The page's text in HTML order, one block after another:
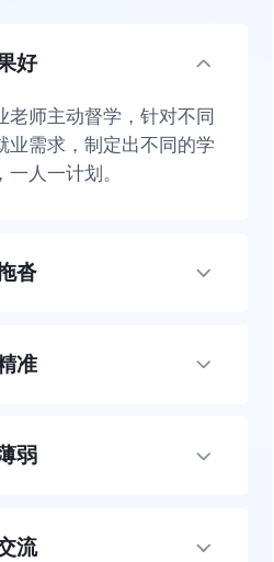
好
老师主动督学，针对不同
业需求，制定出不同的学
人一计划。
沓
准
弱
流